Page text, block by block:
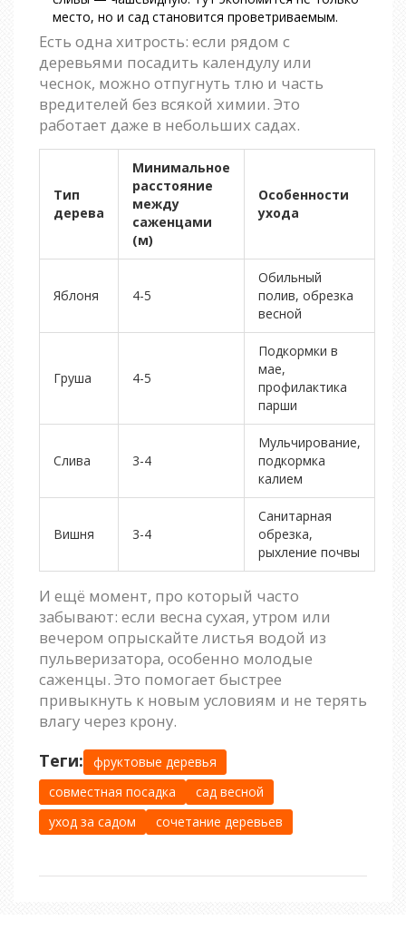
место, но и сад становится проветриваемым.
Есть одна хитрость: если рядом с
деревьями посадить календулу или
чеснок, можно отпугнуть тлю и часть
вредителей без всякой химии. Это
работает даже в небольших садах.
Тип
дерева
Минимальное
расстояние
между
саженцами
(м)
Особенности
ухода
Яблоня 4-5
Обильный
полив, обрезка
весной
Груша 4-5
Подкормки в
мае,
профилактика
парши
Слива 3-4
Мульчирование,
подкормка
калием
Вишня 3-4
Санитарная
обрезка,
рыхление почвы
И ещё момент, про который часто
забывают: если весна сухая, утром или
вечером опрыскайте листья водой из
пульверизатора, особенно молодые
саженцы. Это помогает быстрее
привыкнуть к новым условиям и не терять
влагу через крону.
Теги:
фруктовые деревья
совместная посадка
сад весной
уход за садом
сочетание деревьев